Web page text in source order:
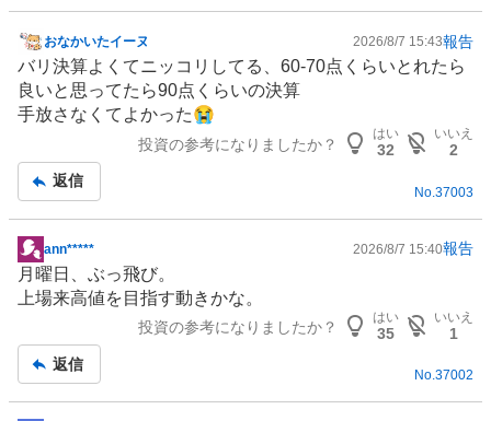
掲
示
板
記
おなかいたイーヌ 2026/8/7 15:43報告
バリ決算よくてニッコリしてる、60-70点くらいとれたら
良いと思ってたら90点くらいの決算
手放さなくてよかった😭
投資の参考になりましたか？
はい
32
いいえ
2
返信
No. 37003
掲
示
板
ann***** 2026/8/7 15:40報告
月曜日、ぶっ飛び。
上場来高値を目指す動きかな。
投資の参考になりましたか？
はい
35
いいえ
1
返信
No.37002